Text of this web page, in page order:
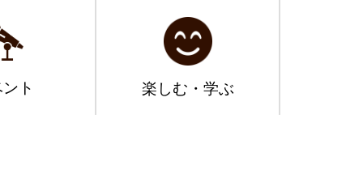
ト 楽しむ・学ぶ